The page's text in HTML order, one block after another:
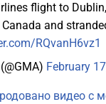
flight to
and
RQvanH6vz1
February
видео с